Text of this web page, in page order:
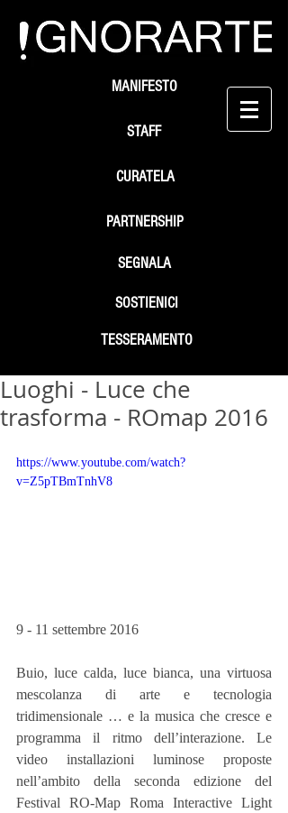
STAFF
SEGNALA
SOSTIENICI
MANIFESTO
PARTNERSHIP
TESSERAMENTO
CURATELA
Luoghi - Luce che
trasforma - ROmap 2016
https://www.youtube.com/watch?
v=Z5pTBmTnhV8
9 - 11 settembre 2016
Buio, luce calda, luce bianca, una virtuosa
mescolanza di arte e tecnologia
tridimensionale … e la musica che cresce e
programma il ritmo dell’interazione. Le
video installazioni luminose proposte
nell’ambito della seconda edizione del
Festival RO-Map Roma Interactive Light